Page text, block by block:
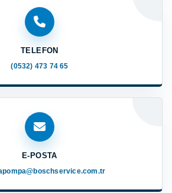
TELEFON
(0532) 473 74 65
E-POSTA